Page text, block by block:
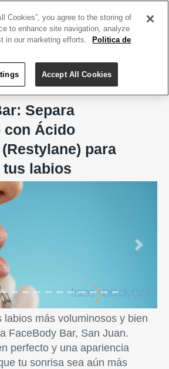
Separa
con Ácido
para
labios
Next
labios más voluminosos y bien
FaceBody Bar, San Juan.
perfecto y una apariencia
tu sonrisa sea aún más
Cookies”, you agree to the storing of
to enhance site navigation, analyze
in our marketing efforts.
Politica de
Accept All Cookies